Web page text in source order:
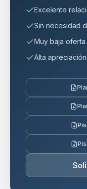
Excelente
Sin necesidad
Muy baja
Alta